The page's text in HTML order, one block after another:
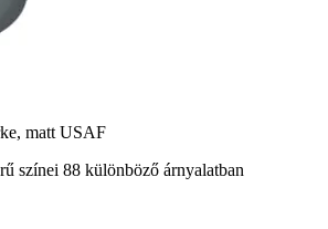
matt USAF
színei 88 különböző árnyalatban